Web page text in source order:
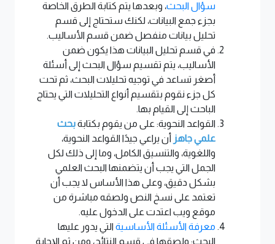
سؤال البحث، وبعدها يتم كتابة الطرق الخاصة
بجزء جمع البيانات، لكنك ستحتاج إلى قسم
تحليل بيانات منفصل ضمن قسم الأساليب.
في قسم تحليل البيانات هذا يكون ضمن
الأساليب، يتم تقسيم سؤال البحث إلى أسئلة
أصغر تساعد في توجيه تحليلات البحث، ثم تحت
كل جزء نقوم بتقسيم أنواع التحليلات التي يحتاج
الباحث إلى القيام بها.
القواعد النحوية: على من يقوم بكتابةبحث
علمي جاهز أن يراعي جيدًا القواعد النحوية،
واللغوية، والتنسيق الكامل، وما إلى ذلك لكل
الجمل التي يجب أن يتضمنها البحث العلمي
بشكل دقيق، وعلى هذا الأساس لا يجب أن
تعتمد على نسخ النص ولصقه مباشرة من
موقع ويب اعتدت على الدخول عليه.
معرفة الأسئلة الأساسية التي يدور عليها
البحث: ولصقها في قسم النتائج، ومن ثم الإجابة